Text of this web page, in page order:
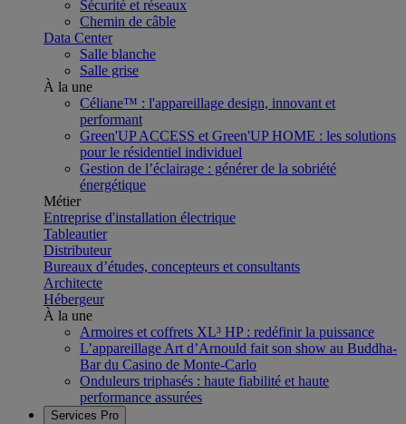
Sécurité et réseaux
Chemin de câble
Data Center
Salle blanche
Salle grise
À la une
Céliane™ : l'appareillage design, innovant et
performant
Green'UP ACCESS et Green'UP HOME : les solutions
pour le résidentiel individuel
Gestion de l’éclairage : générer de la sobriété
énergétique
Métier
Entreprise d'installation électrique
Tableautier
Distributeur
Bureaux d’études, concepteurs et consultants
Architecte
Hébergeur
À la une
Armoires et coffrets XL³ HP : redéfinir la puissance
L’appareillage Art d’Arnould fait son show au Buddha-
Bar du Casino de Monte-Carlo
Onduleurs triphasés : haute fiabilité et haute
performance assurées
Services Pro